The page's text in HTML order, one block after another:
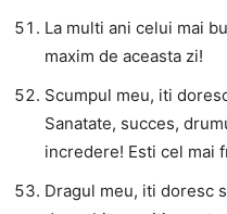
La multi ani celui mai
maxim de aceasta zi!
Scumpul meu, iti
Sanatate, succes,
incredere! Esti cel mai
Dragul meu, iti doresc